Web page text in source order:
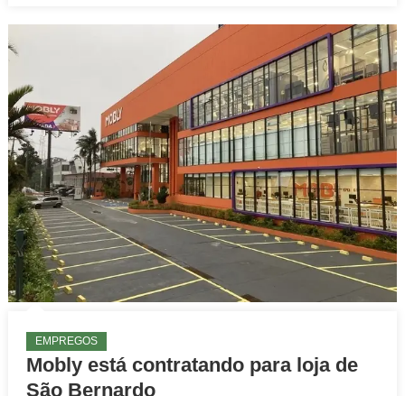
EMPREGOS
Mobly está contratando para loja de
São Bernardo